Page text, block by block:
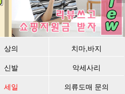
상의
치마,바지
신발
악세사리
세일
의류도매 문의